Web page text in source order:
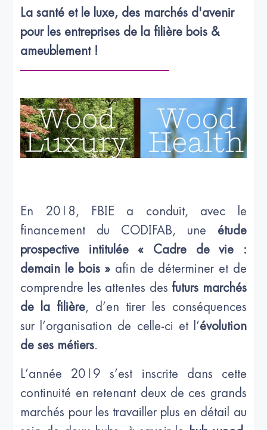
La santé et le luxe, des marchés d'avenir
pour les entreprises de la filière bois &
ameublement !
En 2018, FBIE a conduit, avec le
financement du CODIFAB, une étude
prospective intitulée « Cadre de vie :
demain le bois » afin de déterminer et de
comprendre les attentes des futurs marchés
de la filière, d’en tirer les conséquences
sur l’organisation de celle-ci et l’évolution
de ses métiers.
L’année 2019 s’est inscrite dans cette
continuité en retenant deux de ces grands
marchés pour les travailler plus en détail au